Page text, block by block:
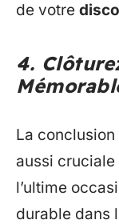
de votre
4.
La
aussi cruciale
l’ultime
durable dans